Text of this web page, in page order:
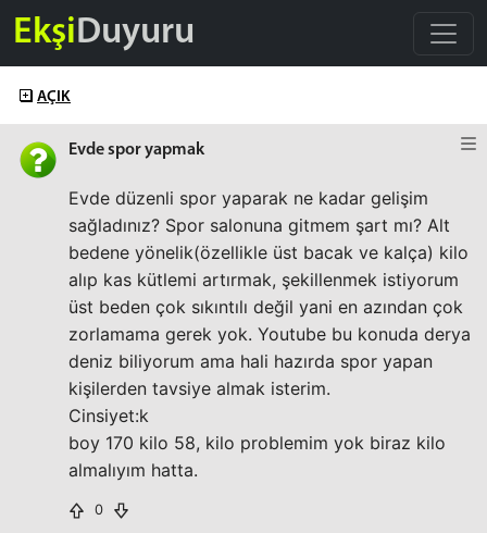
EkşiDuyuru
AÇIK
Evde spor yapmak
Evde düzenli spor yaparak ne kadar gelişim
sağladınız? Spor salonuna gitmem şart mı? Alt
bedene yönelik(özellikle üst bacak ve kalça) kilo
alıp kas kütlemi artırmak, şekillenmek istiyorum
üst beden çok sıkıntılı değil yani en azından çok
zorlamama gerek yok. Youtube bu konuda derya
deniz biliyorum ama hali hazırda spor yapan
kişilerden tavsiye almak isterim.
Cinsiyet:k
boy 170 kilo 58, kilo problemim yok biraz kilo
almalıyım hatta.
0